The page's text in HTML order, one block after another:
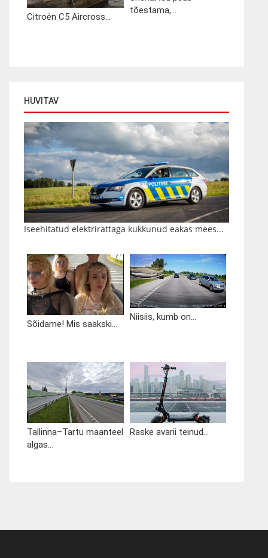
Citroën C5 Aircross...
tõestama,...
HUVITAV
Iseehitatud elektrirattaga kukkunud eakas mees...
Sõidame! Mis saakski...
Niisiis, kumb on...
Tallinna–Tartu maanteel
algas...
Raske avarii teinud...